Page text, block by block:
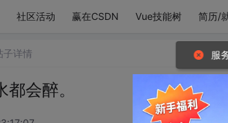
社区活动 赢在CSDN Vue技能树 简历/
子详情
会醉。
服